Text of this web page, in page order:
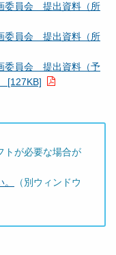
委員会 提出資料（所
委員会 提出資料（所
委員会 提出資料（予
[127KB]
トが必要な場合が
（別ウィンドウ